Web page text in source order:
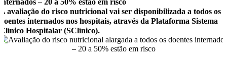
internados – 20 a 50% estão em risco
A avaliação do risco nutricional vai ser disponibilizada a todos os
doentes internados nos hospitais, através da Plataforma Sistema
Clínico Hospitalar (SClínico).